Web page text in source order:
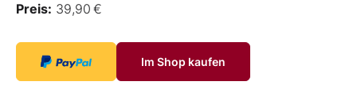
Preis: 39,90 €
Im Shop kaufen